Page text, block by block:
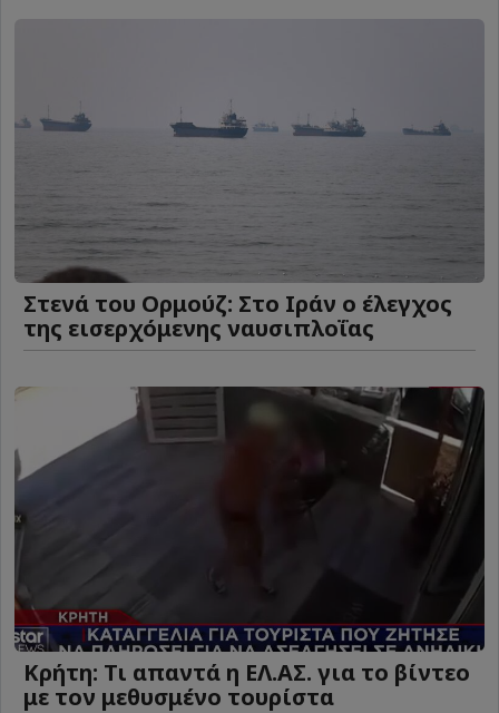
Στενά του Ορμούζ: Στο Ιράν ο έλεγχος
της εισερχόμενης ναυσιπλοΐας
Κρήτη: Τι απαντά η ΕΛ.ΑΣ. για το βίντεο
με τον μεθυσμένο τουρίστα